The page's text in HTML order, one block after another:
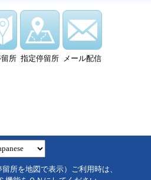
所 指定停留所 メール配信
所を地図で表示）ご利用時は、